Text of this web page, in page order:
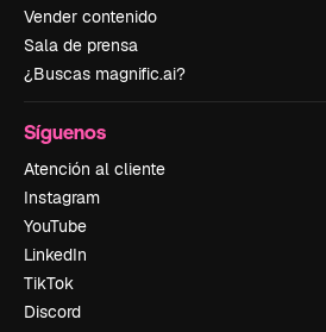
Vender contenido
Sala de prensa
¿Buscas magnific.ai?
Síguenos
Atención al cliente
Instagram
YouTube
LinkedIn
TikTok
Discord